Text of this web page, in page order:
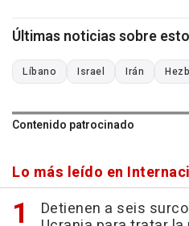
Últimas noticias sobre
Líbano Israel Irán
Contenido patrocinado
Lo más leído en
Detienen a seis